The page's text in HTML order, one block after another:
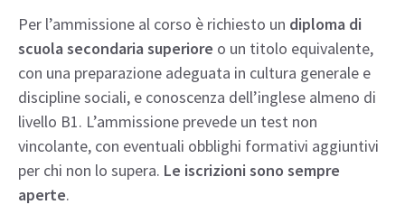
Per l’ammissione al corso è richiesto un diploma di
scuola secondaria superiore o un titolo equivalente,
con una preparazione adeguata in cultura generale e
discipline sociali, e conoscenza dell’inglese almeno di
livello B1. L’ammissione prevede un test non
vincolante, con eventuali obblighi formativi aggiuntivi
per chi non lo supera. Le iscrizioni sono sempre
aperte.